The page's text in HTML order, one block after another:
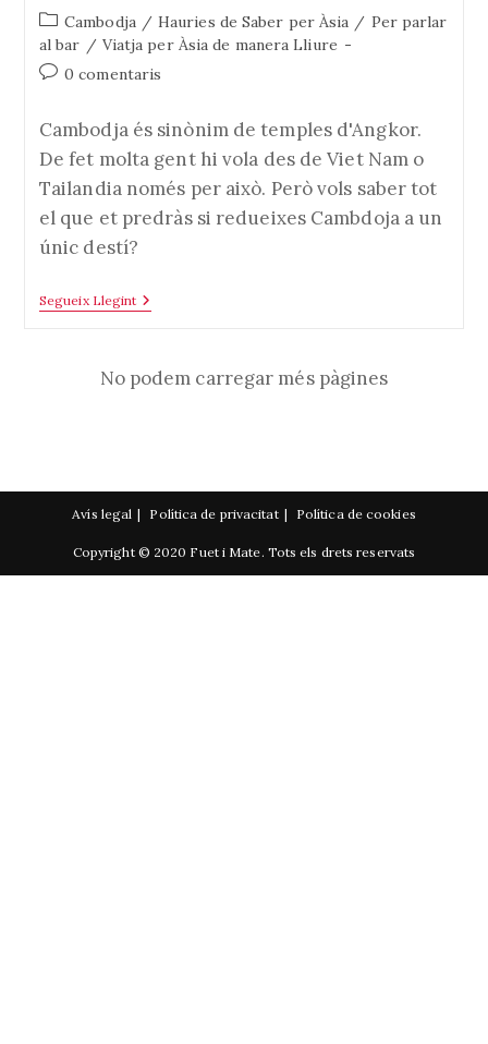
Categoria
de
l'entrada:
Cambodja / Hauries de Saber per Àsia / Per parlar
al bar / Viatja per Àsia de manera Lliure
Comentaris
l'entrada:
0 comentaris
Cambodja és sinònim de temples d'Angkor.
De fet molta gent hi vola des de Viet Nam o
Tailandia només per això. Però vols saber tot
el que et predràs si redueixes Cambdoja a un
únic destí?
Segueix LlegintCoses
Per
Cambodja
No podem carregar més pàgines
Avís legal Política de privacitat Política de cookies
Copyright © 2020 Fuet i Mate. Tots els drets reservats